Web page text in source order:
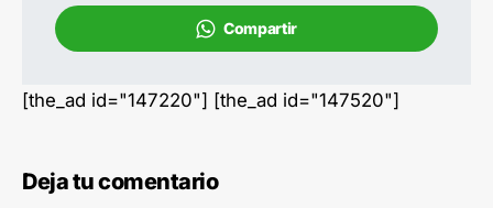
Compartir
[the_ad id="147220"] [the_ad id="147520"]
Deja tu comentario